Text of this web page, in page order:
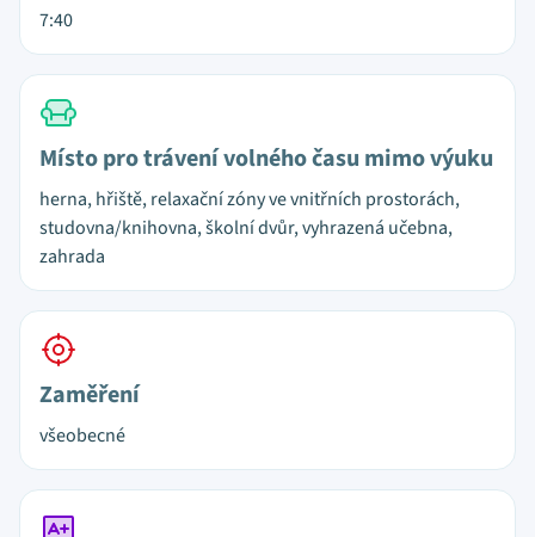
7:40
Místo pro trávení volného času mimo výuku
herna, hřiště, relaxační zóny ve vnitřních prostorách,
studovna/knihovna, školní dvůr, vyhrazená učebna,
zahrada
Zaměření
všeobecné